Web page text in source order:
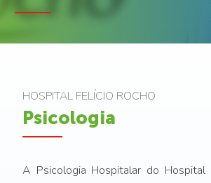
HOSPITAL FELÍCIO ROCHO
Psicologia
A Psicologia Hospitalar do Hospital